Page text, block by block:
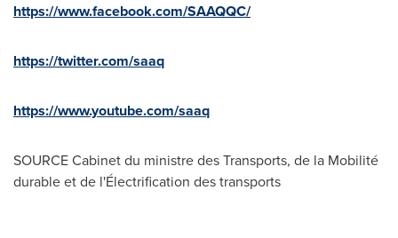
https://www.facebook.com/SAAQQC/
https://twitter.com/saaq
https://www.youtube.com/saaq
SOURCE Cabinet du ministre des Transports, de la Mobilité
durable et de l'Électrification des transports